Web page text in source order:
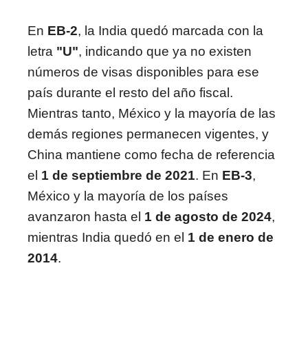
En EB-2, la India quedó marcada con la
letra "U", indicando que ya no existen
números de visas disponibles para ese
país durante el resto del año fiscal.
Mientras tanto, México y la mayoría de las
demás regiones permanecen vigentes, y
China mantiene como fecha de referencia
el 1 de septiembre de 2021. En EB-3,
México y la mayoría de los países
avanzaron hasta el 1 de agosto de 2024,
mientras India quedó en el 1 de enero de
2014.